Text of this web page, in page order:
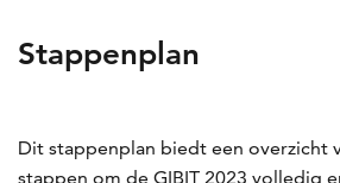
Stappenplan
Dit stappenplan biedt een overzicht
stappen om de GIBIT 2023 volledig